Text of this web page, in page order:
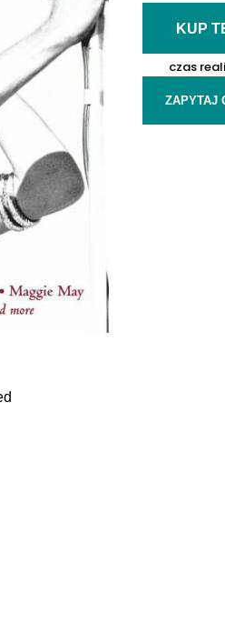
KUP
czas
ZAPYTAJ